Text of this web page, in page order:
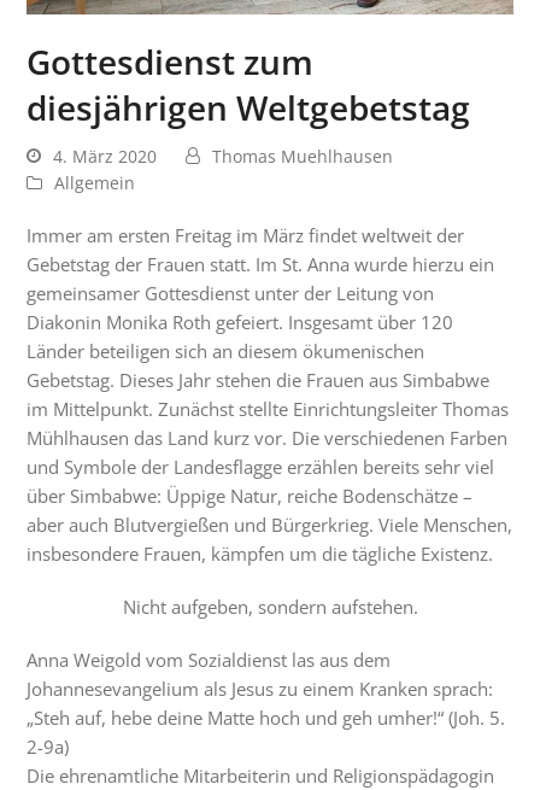
Gottesdienst zum
diesjährigen Weltgebetstag
4. März 2020
Thomas Muehlhausen
Allgemein
Immer am ersten Freitag im März findet weltweit der
Gebetstag der Frauen statt. Im St. Anna wurde hierzu ein
gemeinsamer Gottesdienst unter der Leitung von
Diakonin Monika Roth gefeiert. Insgesamt über 120
Länder beteiligen sich an diesem ökumenischen
Gebetstag. Dieses Jahr stehen die Frauen aus Simbabwe
im Mittelpunkt. Zunächst stellte Einrichtungsleiter Thomas
Mühlhausen das Land kurz vor. Die verschiedenen Farben
und Symbole der Landesflagge erzählen bereits sehr viel
über Simbabwe: Üppige Natur, reiche Bodenschätze –
aber auch Blutvergießen und Bürgerkrieg. Viele Menschen,
insbesondere Frauen, kämpfen um die tägliche Existenz.
Nicht aufgeben, sondern aufstehen.
Anna Weigold vom Sozialdienst las aus dem
Johannesevangelium als Jesus zu einem Kranken sprach:
„Steh auf, hebe deine Matte hoch und geh umher!“ (Joh. 5.
2-9a)
Die ehrenamtliche Mitarbeiterin und Religionspädagogin